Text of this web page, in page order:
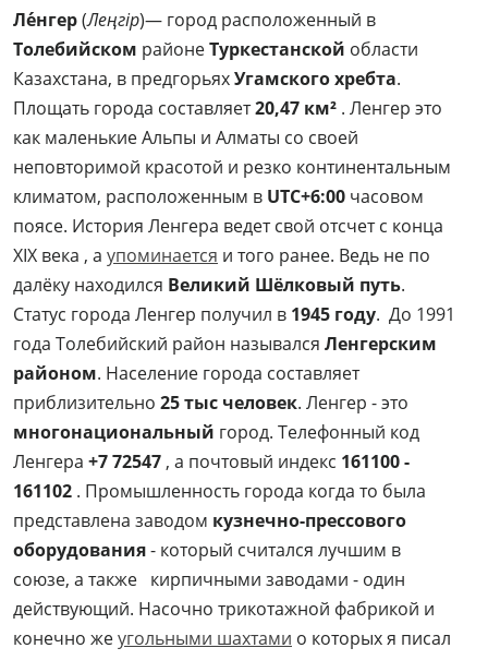
Ле́нгер(Леңгір)— город расположенный в
Толебийском районеТуркестанской области
Казахстана, в предгорьяхУгамского хребта.
Площать города составляет20,47 км² . Ленгер это
как маленькие Альпы и Алматы со своей
неповторимой красотой и резко континентальным
климатом, расположенным в UTC+6:00 часовом
поясе. История Ленгера ведет свой отсчет с конца
XIX века , а упоминается и того ранее. Ведь не по
далёку находился Великий Шёлковый путь.
Статус города Ленгер получил в 1945 году. До 1991
года Толебийский район назывался Ленгерским
районом. Население города составляет
приблизительно 25 тыс человек. Ленгер - это
многонациональный город. Телефонный код
Ленгера +7 72547 , а почтовый индекс 161100 -
161102 . Промышленность города когда то была
представлена заводом кузнечно-прессового
оборудования- который считался лучшим в
союзе, а также кирпичными заводами - один
действующий. Насочно трикотажной фабрикой и
конечно жеугольными шахтами о которых я писал